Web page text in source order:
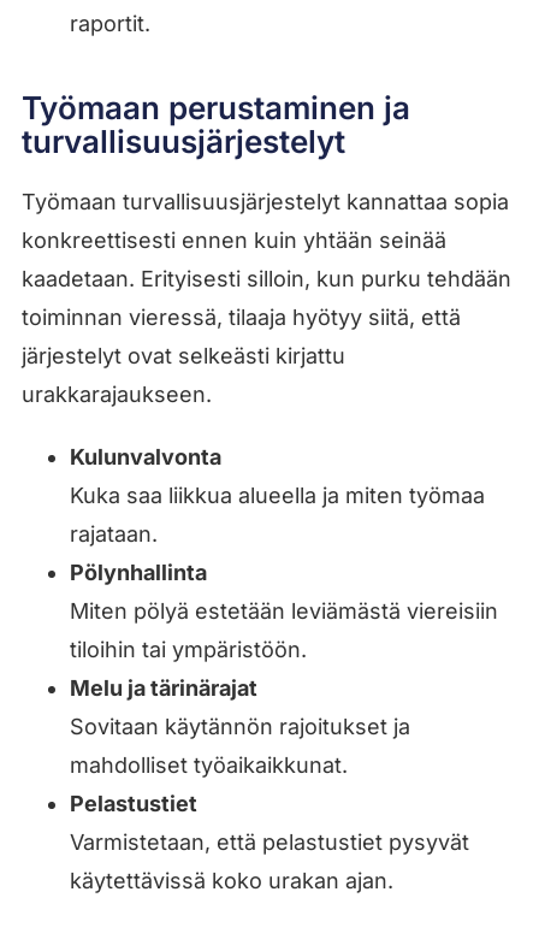
raportit.
Työmaan perustaminen ja
turvallisuusjärjestelyt
Työmaan turvallisuusjärjestelyt kannattaa sopia
konkreettisesti ennen kuin yhtään seinää
kaadetaan. Erityisesti silloin, kun purku tehdään
toiminnan vieressä, tilaaja hyötyy siitä, että
järjestelyt ovat selkeästi kirjattu
urakkarajaukseen.
Kulunvalvonta
Kuka saa liikkua alueella ja miten työmaa
rajataan.
Pölynhallinta
Miten pölyä estetään leviämästä viereisiin
tiloihin tai ympäristöön.
Melu ja tärinärajat
Sovitaan käytännön rajoitukset ja
mahdolliset työaikaikkunat.
Pelastustiet
Varmistetaan, että pelastustiet pysyvät
käytettävissä koko urakan ajan.